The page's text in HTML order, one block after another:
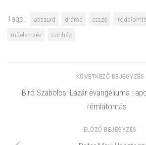
Tags: abszurd dráma esszé
műelemzés
színház
KÖVETKEZŐ BEJEGYZÉS
Bíró Szabolcs: Lázár evangéliuma :
rémlátomás
ELŐZŐ BEJEGYZÉS